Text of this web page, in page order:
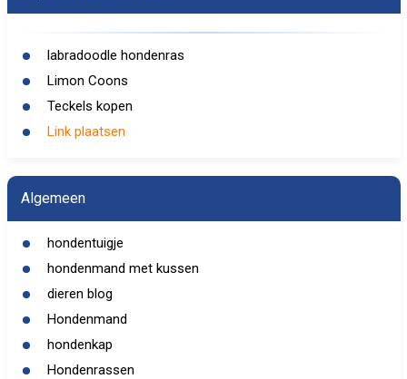
labradoodle hondenras
Limon Coons
Teckels kopen
Link plaatsen
Algemeen
hondentuigje
hondenmand met kussen
dieren blog
Hondenmand
hondenkap
Hondenrassen